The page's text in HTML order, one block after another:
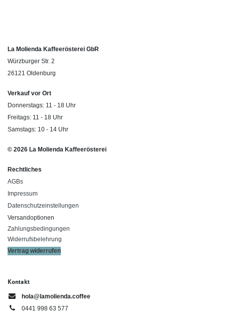
La Molienda Kaffeerösterei GbR
Würzburger Str. 2
26121 Oldenburg
Verkauf vor Ort
Donnerstags: 11 - 18 Uhr
Freitags: 11 - 18 Uhr
Samstags: 10 - 14 Uhr
© 2026 La Molienda Kaffeerösterei
Rechtliches
AGBs
Impressum
Datenschutzeinstellungen
Versandoptionen
Zahlungsbedingungen
Widerrufsbelehrung
Vertrag widerrufen
Kontakt
hola@lamolienda.coffee
0441 998 63 577